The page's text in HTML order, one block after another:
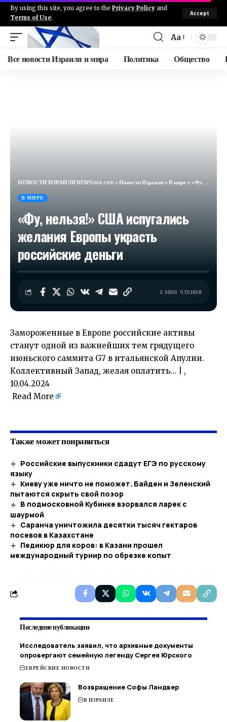
By using this site, you agree to the Privacy Policy and
Terms of Use.
Accept
Aa
Все новости Израиля и мира Политика Общество
НОВОСТИ ИЗРАИЛЯ NEWSisra.com >Новости Израиля>В мире>«Фу, нельзя!» США испугались желания Европы украсть российские деньги
В МИРЕ
«Фу, нельзя!» США испугались
желания Европы украсть
российские деньги
0 МИН. ЧТЕНИЯ
Замороженные в Европе российские активы
станут одной из важнейших тем грядущего
июньского саммита G7 в итальянской Апулии.
Коллективный Запад, желая оплатить… | ,
10.04.2024
Read More
Также может понравиться
Российские выпускники сдадут ЕГЭ по русскому
языку
Киеву уже ничто не поможет. Байден и Зеленский
пытаются скрыть свой позор
В подмосковной Кубинке взорвался ларек с
шаурмой
Саранча уничтожила десятки тысяч гектаров
посевов в Казахстане
Педикюр для коров: в Казани прошел
международный турнир по обрезке копыт
Последние публикации
Исследователь заявил, что архивные документы
опровергают семейную легенду Сергея Юрского
ЕВРЕЙСКИЕ НОВОСТИ
Возвращение Софы Ландвер
В ИЗРАИЛЕ